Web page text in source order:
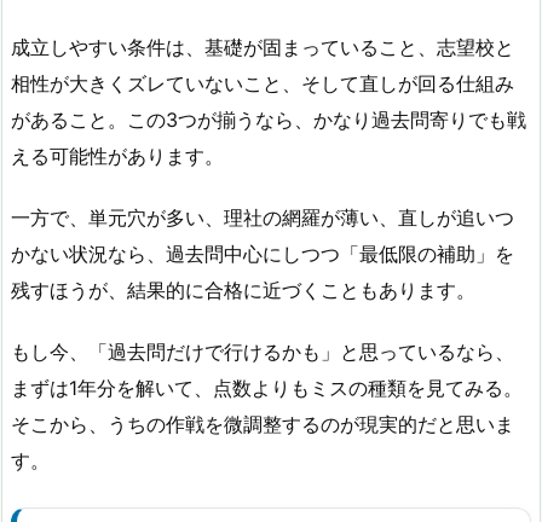
成立しやすい条件は、基礎が固まっていること、志望校と
相性が大きくズレていないこと、そして直しが回る仕組み
があること。この3つが揃うなら、かなり過去問寄りでも戦
える可能性があります。
一方で、単元穴が多い、理社の網羅が薄い、直しが追いつ
かない状況なら、過去問中心にしつつ「最低限の補助」を
残すほうが、結果的に合格に近づくこともあります。
もし今、「過去問だけで行けるかも」と思っているなら、
まずは1年分を解いて、点数よりもミスの種類を見てみる。
そこから、うちの作戦を微調整するのが現実的だと思いま
す。